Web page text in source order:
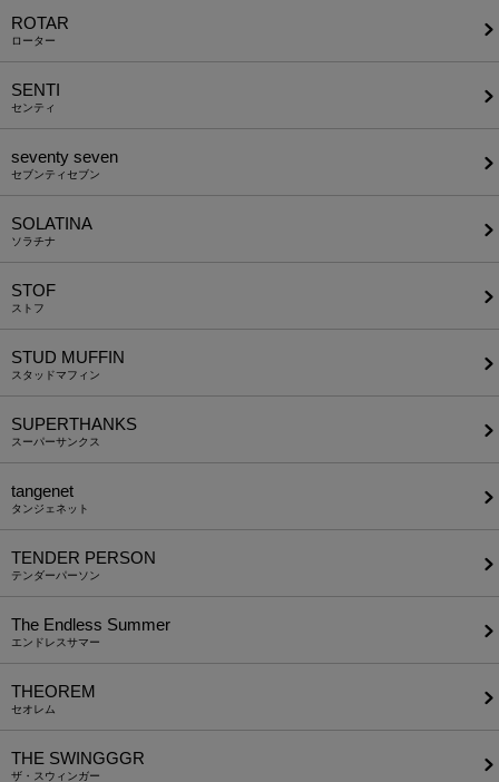
ROTAR
ローター
SENTI
センティ
seventy seven
セブンティセブン
SOLATINA
ソラチナ
STOF
ストフ
STUD MUFFIN
スタッドマフィン
SUPERTHANKS
スーパーサンクス
tangenet
タンジェネット
TENDER PERSON
テンダーパーソン
The Endless Summer
エンドレスサマー
THEOREM
セオレム
THE SWINGGGR
ザ・スウィンガー